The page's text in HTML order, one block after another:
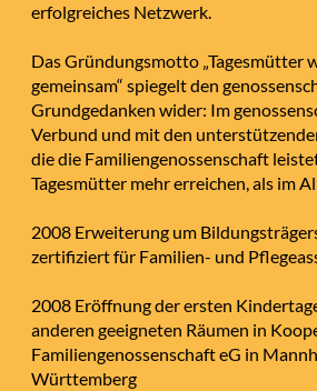
erfolgreiches Netzwerk.
Das Gründungsmotto „Tagesmütter
gemeinsam“ spiegelt den
Grundgedanken wider: Im
Verbund und mit den
die die Familiengenossenschaft
Tagesmütter mehr erreichen, als im
2008 Erweiterung um
zertifiziert für Familien- und
2008 Eröffnung der ersten
anderen geeigneten Räumen in
Familiengenossenschaft eG in
Württemberg